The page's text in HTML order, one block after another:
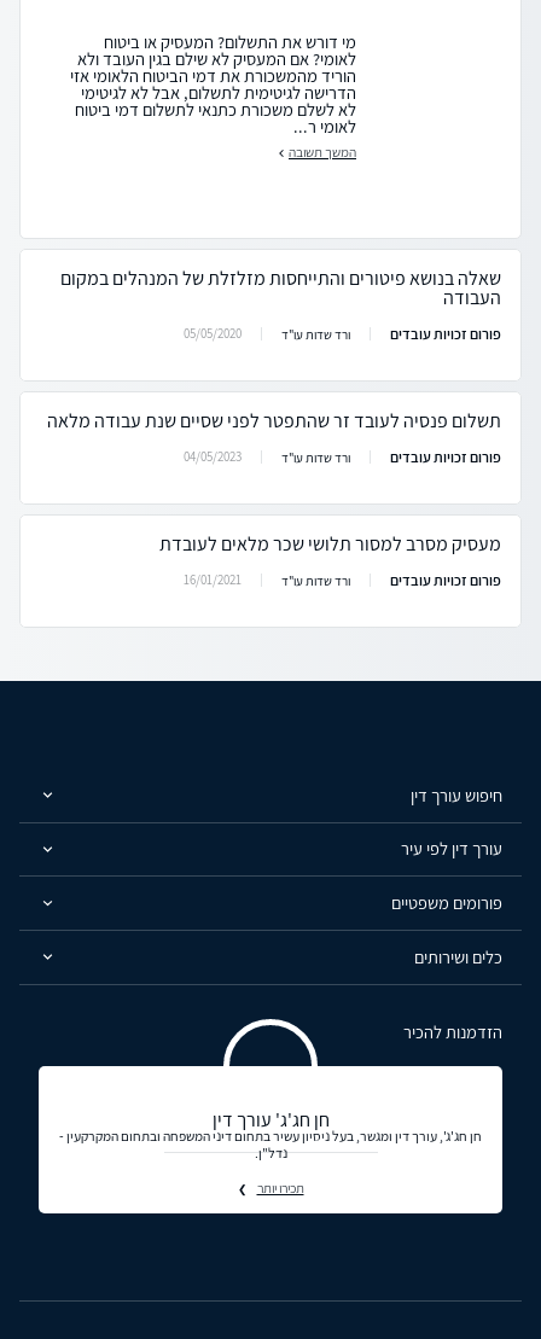
מי דורש את התשלום? המעסיק או ביטוח
לאומי? אם המעסיק לא שילם בגין העובד ולא
הוריד מהמשכורת את דמי הביטוח הלאומי אזי
הדרישה לגיטימית לתשלום, אבל לא לגיטימי
לא לשלם משכורת כתנאי לתשלום דמי ביטוח
לאומי ר...
המשך תשובה
שאלה בנושא פיטורים והתייחסות מזלזלת של המנהלים במקום
העבודה
פורום זכויות עובדים ורד שדות עו"ד 05/05/2020
תשלום פנסיה לעובד זר שהתפטר לפני שסיים שנת עבודה מלאה
פורום זכויות עובדים ורד שדות עו"ד 04/05/2023
מעסיק מסרב למסור תלושי שכר מלאים לעובדת
פורום זכויות עובדים ורד שדות עו"ד 16/01/2021
חיפוש עורך דין
עורך דין לפי עיר
פורומים משפטיים
כלים ושירותים
הזדמנות להכיר
חן חג'ג' עורך דין
חן חג'ג', עורך דין ומגשר, בעל ניסיון עשיר בתחום דיני המשפחה ובתחום המקרקעין -
נדל"ן.
תכירו יותר